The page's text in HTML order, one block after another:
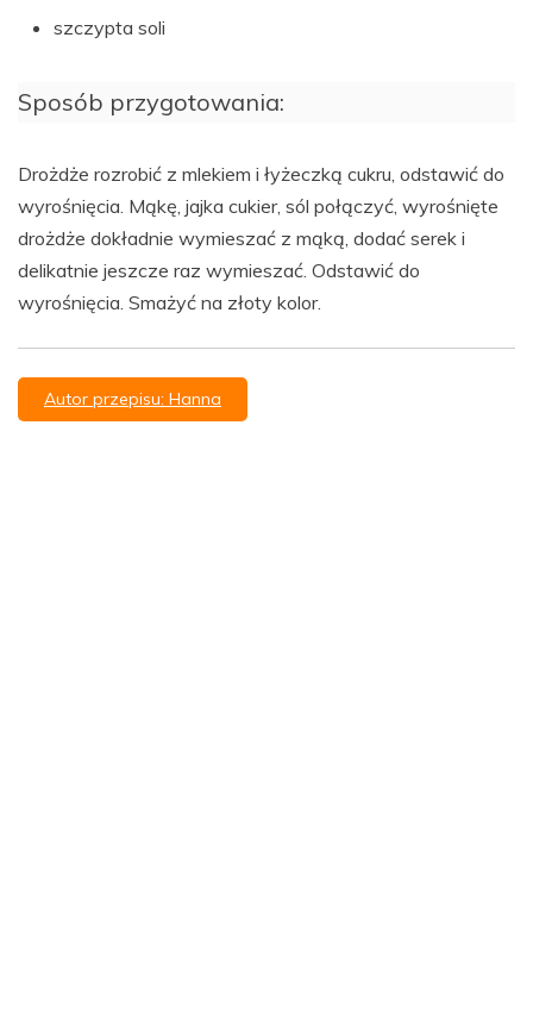
szczypta soli
Sposób przygotowania:
Drożdże rozrobić z mlekiem i łyżeczką cukru, odstawić do
wyrośnięcia. Mąkę, jajka cukier, sól połączyć, wyrośnięte
drożdże dokładnie wymieszać z mąką, dodać serek i
delikatnie jeszcze raz wymieszać. Odstawić do
wyrośnięcia. Smażyć na złoty kolor.
Autor przepisu: Hanna